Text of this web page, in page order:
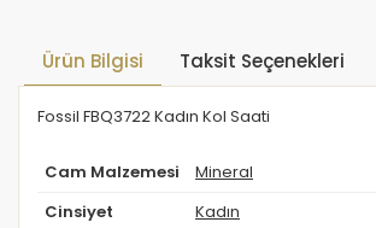
Ürün Bilgisi Taksit Seçenekleri
Fossil FBQ3722 Kadın Kol Saati
Cam Malzemesi Mineral
Cinsiyet Kadın